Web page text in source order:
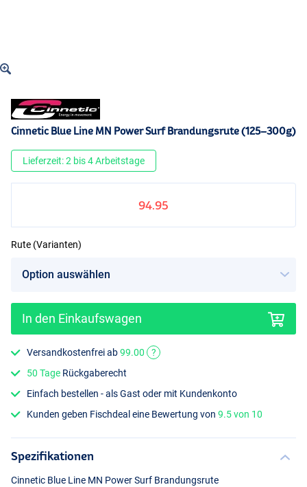
Cinnetic Blue Line MN Power Surf Brandungsrute (125–300g)
Lieferzeit: 2 bis 4 Arbeitstage
94.95
Rute (Varianten)
In den Einkaufswagen
Versandkostenfrei ab99.00
?
50 Tage Rückgaberecht
Einfach bestellen - als Gast oder mit Kundenkonto
Kunden geben Fischdeal eine Bewertung von9.5 von 10
Spezifikationen
Cinnetic Blue Line MN Power Surf Brandungsrute